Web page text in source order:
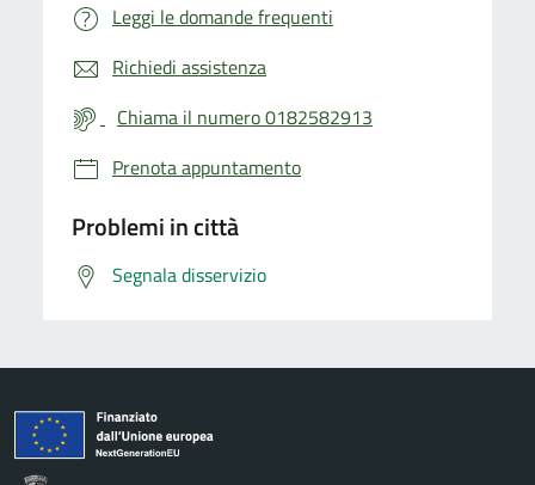
Leggi le domande frequenti
Richiedi assistenza
Chiama il numero 0182582913
Prenota appuntamento
Problemi in città
Segnala disservizio